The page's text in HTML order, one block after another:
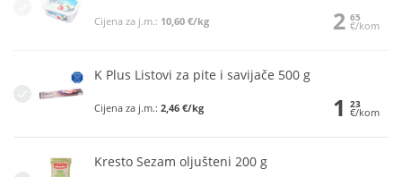
Cijena za j.m.: 10,60 €/kg 2 65
€/kom
K Plus Listovi za pite i savijače 500 g
Cijena za j.m.: 2,46 €/kg 1 23
€/kom
Kresto Sezam oljušteni 200 g